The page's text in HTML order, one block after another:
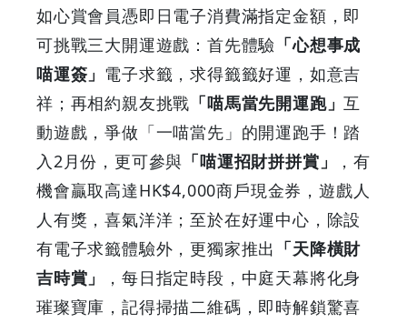
Grab
Your
Coupons
Discounts
如心賞會員憑即日電子消費滿指定金額，即
可挑戰三大開運遊戲：首先體驗 「心想事成
喵運簽」 電子求籤，求得籤籤好運，如意吉
祥；再相約親友挑戰 「喵馬當先開運跑」互
動遊戲，爭做「一喵當先」的開運跑手！踏
入2月份，更可參與 「喵運招財拼拼賞」
，有
機會贏取高達HK$4,000商戶現金券，遊戲人
人有獎，喜氣洋洋；至於在好運中心，除設
有電子求籤體驗外，更獨家推出 「天降橫財
吉時賞」
，每日指定時段，中庭天幕將化身
璀璨寶庫，記得掃描二維碼，即時解鎖驚喜